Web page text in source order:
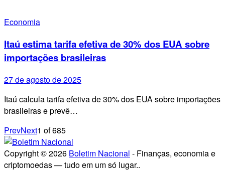
Economia
Itaú estima tarifa efetiva de 30% dos EUA sobre
importações brasileiras
27 de agosto de 2025
Itaú calcula tarifa efetiva de 30% dos EUA sobre importações
brasileiras e prevê…
PrevNext1 of685
Copyright © 2026 Boletim Nacional - Finanças, economia e
criptomoedas — tudo em um só lugar..